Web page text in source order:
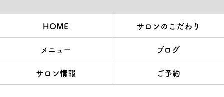
HOME サロンのこだわり
メニュー ブログ
サロン情報 ご予約